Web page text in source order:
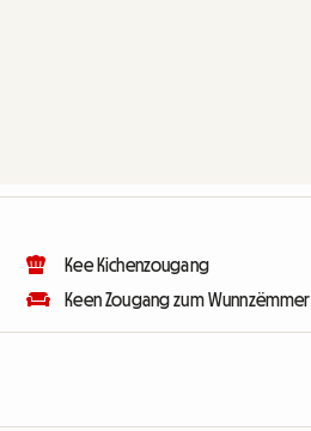
Kee Kichenzougang
Keen Zougang zum Wunnzëmmer